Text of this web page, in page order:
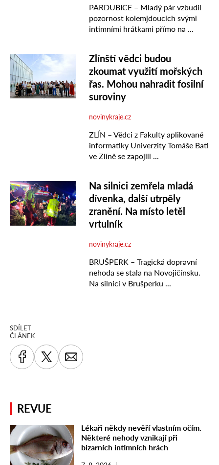
SDÍLET
ČLÁNEK
REVUE
Lékaři někdy nevěří vlastním očím.
Některé nehody vznikají při
bizarních intimních hrách